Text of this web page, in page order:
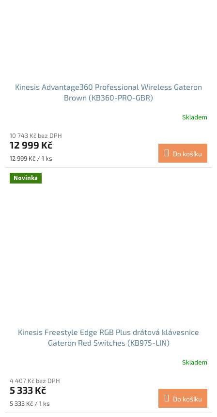
Kinesis Advantage360 Professional Wireless Gateron
Brown (KB360-PRO-GBR)
produktu
je
5,0
5
hvězdiček.
Skladem
10 743 Kč bez DPH
12 999 Kč
Měrná
cena:
12 999 Kč / 1 ks
Do košíku
Novinka
Kinesis Freestyle Edge RGB Plus drátová klávesnice
Gateron Red Switches (KB975-LIN)
produktu
je
5,0
Skladem
4 407 Kč bez DPH
5 333 Kč
Měrná
cena:
5 333 Kč / 1 ks
Do košíku